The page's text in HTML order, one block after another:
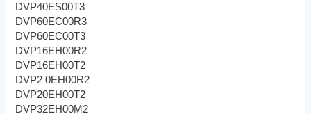
DVP40ES00T3
DVP60EC00R3
DVP60EC00T3
DVP16EH00R2
DVP16EH00T2
DVP2 0EH00R2
DVP20EH00T2
DVP32EH00M2